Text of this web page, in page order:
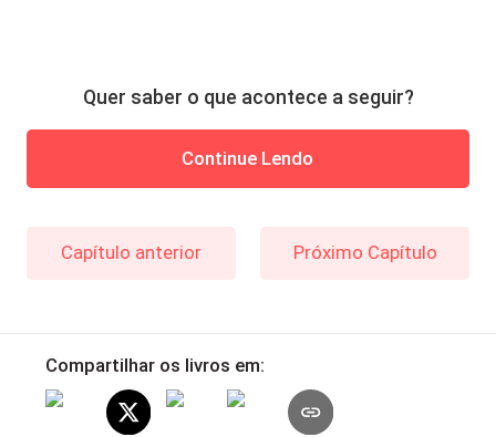
Quer saber o que acontece a seguir?
Continue Lendo
Capítulo anterior Próximo Capítulo
Compartilhar os livros em: